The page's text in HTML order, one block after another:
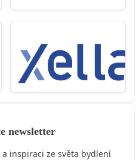
newsletter
inspiraci ze světa bydlení